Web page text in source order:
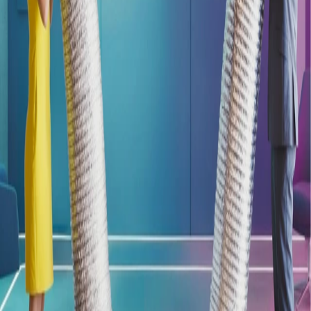
Suchen
Wählen Sie ein Stellenangebot
Die Details werden hier angezeigt
ZNAPP
Intelligente Job-Plattform für Unternehmen und
Jobsuchende
Für Jobsuchende
Stellensuche
Informationen
Kostenlos registrieren
Für Unternehmen